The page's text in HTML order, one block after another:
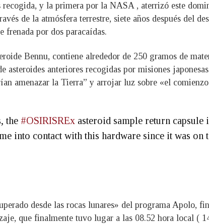
recogida, y la primera por la NASA , aterrizó este
de la atmósfera terrestre, siete años después del
frenada por dos paracaídas.
Bennu, contiene alrededor de 250 gramos de
asteroides anteriores recogidas por misiones
amenazar la Tierra” y arrojar luz sobre «el
the #OSIRISREx asteroid sample return
into contact with this hardware since it was on
desde las rocas lunares» del programa Apolo,
que finalmente tuvo lugar a las 08.52 hora local (